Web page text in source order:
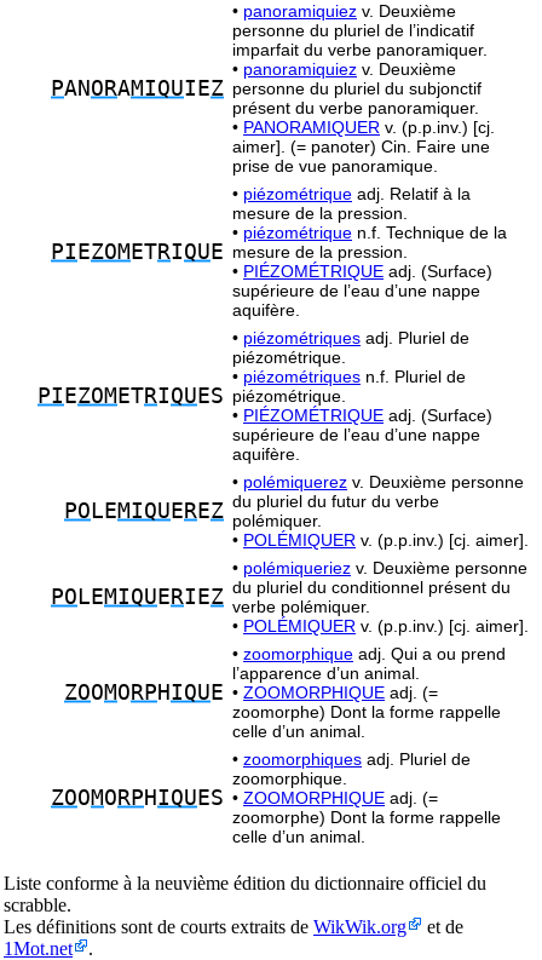
PAN ORAMIQUIEZ
• panoramiquiez v. Deuxième
personne du pluriel de l’indicatif
imparfait du verbe panoramiquer.
• panoramiquiez v. Deuxième
personne du pluriel du subjonctif
présent du verbe panoramiquer.
• PANORAMIQUER v. (p.p.inv.) [cj.
aimer]. (= panoter) Cin. Faire une
prise de vue panoramique.
PI EZOM ETRIQU E
• piézométrique adj. Relatif à la
mesure de la pression.
• piézométrique n.f. Technique de la
mesure de la pression.
• PIÉZOMÉTRIQUE adj. (Surface)
supérieure de l’eau d’une nappe
aquifère.
PI EZOM ETRIQU ES
• piézométriques adj. Pluriel de
piézométrique.
• piézométriques n.f. Pluriel de
piézométrique.
• PIÉZOMÉTRIQUE adj. (Surface)
supérieure de l’eau d’une nappe
aquifère.
PO LEMIQU E REZ
• polémiquerez v. Deuxième personne
du pluriel du futur du verbe
polémiquer.
• POLÉMIQUER v. (p.p.inv.) [cj. aimer].
PO LEMIQU E RIEZ
• polémiqueriez v. Deuxième personne
du pluriel du conditionnel présent du
verbe polémiquer.
• POLÉMIQUER v. (p.p.inv.) [cj. aimer].
ZOOMO RP H IQU E
• zoomorphique adj. Qui a ou prend
l’apparence d’un animal.
• ZOOMORPHIQUE adj. (=
zoomorphe) Dont la forme rappelle
celle d’un animal.
ZOOMO RP H IQU ES
• zoomorphiques adj. Pluriel de
zoomorphique.
• ZOOMORPHIQUE adj. (=
zoomorphe) Dont la forme rappelle
celle d’un animal.
Liste conforme à la neuvième édition du dictionnaire officiel du
scrabble.
Les définitions sont de courts extraits de WikWik.org
et de
1Mot.net
.